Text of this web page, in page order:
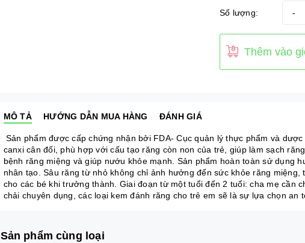
Số lượng: -
Thêm vào
MÔ TẢ HƯỚNG DẪN MUA HÀNG ĐÁNH GIÁ
Sản phẩm được cấp chứng nhận bởi FDA- Cục quản lý thực phẩm và
canxi cân đối, phù hợp với cấu tạo răng còn non của trẻ, giúp làm sạch
bệnh răng miệng và giúp nướu khỏe mạnh. Sản phẩm hoàn toàn sử dụng
nhân tạo. Sâu răng từ nhỏ không chỉ ảnh hưởng đến sức khỏe răng
cho các bé khi trưởng thành. Giai đoạn từ một tuổi đến 2 tuổi: cha mẹ cần
chải chuyên dụng, các loại kem đánh răng cho trẻ em sẽ là sự lựa chọn an
Sản phẩm cùng loại